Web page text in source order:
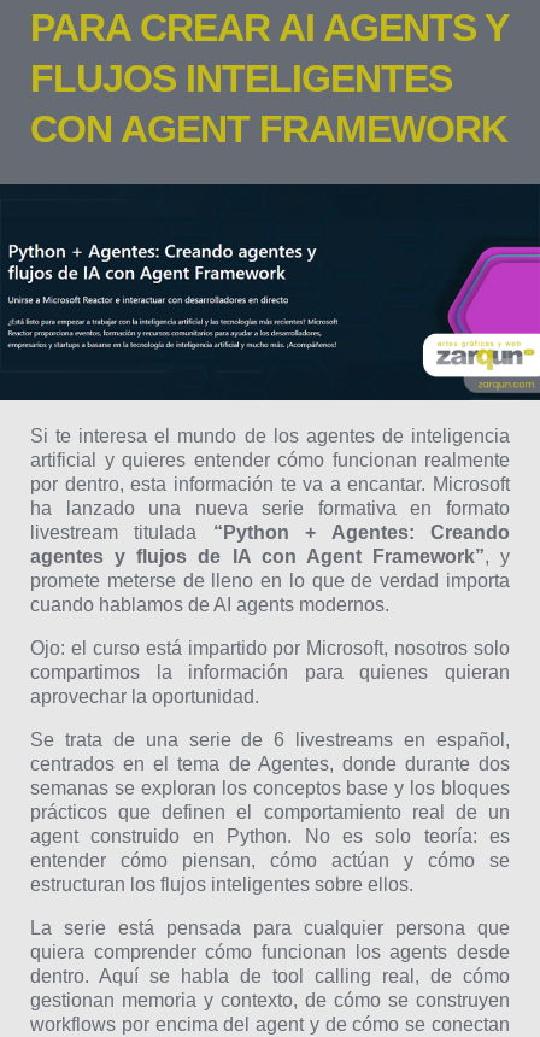
PARA CREAR AI AGENTS Y
FLUJOS INTELIGENTES
CON AGENT FRAMEWORK
Si te interesa el mundo de los agentes de inteligencia
artificial y quieres entender cómo funcionan realmente
por dentro, esta información te va a encantar. Microsoft
ha lanzado una nueva serie formativa en formato
livestream titulada “Python + Agentes: Creando
agentes y flujos de IA con Agent Framework”, y
promete meterse de lleno en lo que de verdad importa
cuando hablamos de AI agents modernos.
Ojo: el curso está impartido por Microsoft, nosotros solo
compartimos la información para quienes quieran
aprovechar la oportunidad.
Se trata de una serie de 6 livestreams en español,
centrados en el tema de Agentes, donde durante dos
semanas se exploran los conceptos base y los bloques
prácticos que definen el comportamiento real de un
agent construido en Python. No es solo teoría: es
entender cómo piensan, cómo actúan y cómo se
estructuran los flujos inteligentes sobre ellos.
La serie está pensada para cualquier persona que
quiera comprender cómo funcionan los agents desde
dentro. Aquí se habla de tool calling real, de cómo
gestionan memoria y contexto, de cómo se construyen
workflows por encima del agent y de cómo se conectan